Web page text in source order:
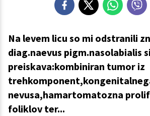
Na levem licu so mi odstranili
diag.naevus pigm.nasolabialis
preiskava:kombiniran tumor iz
nevusa,hamartomatozna
foliklov ter...